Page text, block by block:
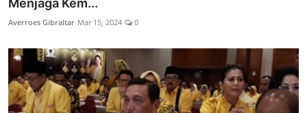
Menjaga Kem...
Averroes Gibraltar Mar 15, 2024 0